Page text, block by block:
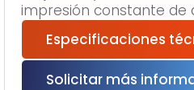
impresión constante de
Especificaciones
Solicitar más